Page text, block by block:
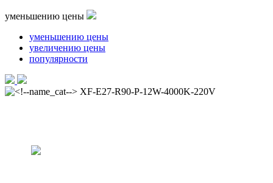
уменьшению цены
уменьшению цены
увеличению цены
популярности